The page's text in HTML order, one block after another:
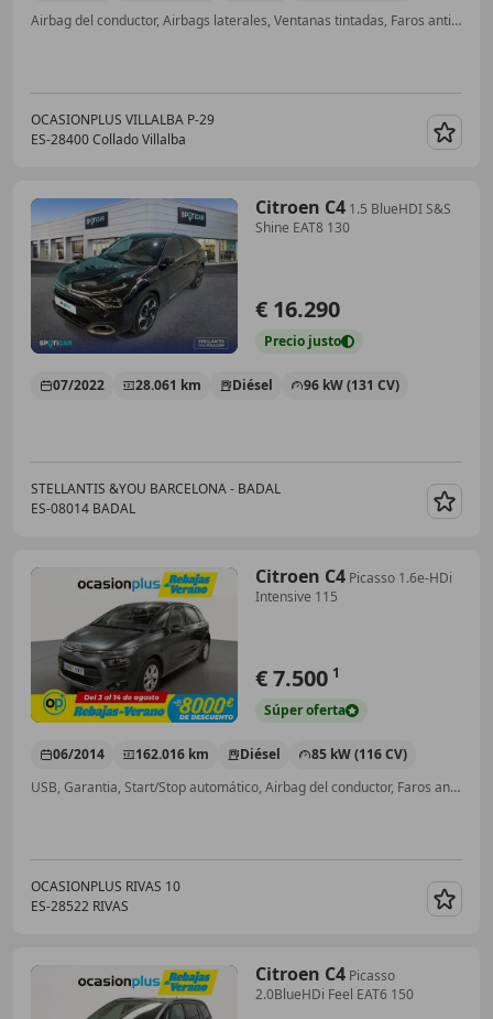
Airbag del conductor, Airbags laterales, Ventanas tintadas, Faros antiniebla, ABS, Bluetooth, Climatizador automático, Airbag acompañante
OCASIONPLUS VILLALBA P-29
ES-28400 Collado Villalba
Citroen C4 1.5 BlueHDI S&S
Shine EAT8 130
€ 16.290
Precio justo
07/2022 28.061 km Diésel 96 kW (131 CV)
STELLANTIS &YOU BARCELONA - BADAL
ES-08014 BADAL
Citroen C4 Picasso 1.6e-HDi
Intensive 115
€ 7.500 1
Súperoferta
06/2014 162.016 km Diésel
85 kW (116 CV)
USB, Garantia, Start/Stop automático, Airbag del conductor, Faros antiniebla, Bluetooth, Climatizador automático, Airbag acompañante
OCASIONPLUS RIVAS 10
ES-28522 RIVAS
Citroen C4 Picasso
2.0BlueHDi Feel EAT6 150